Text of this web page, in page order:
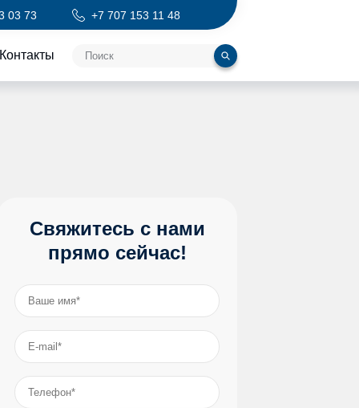
03 73 +7 707 153 11 48
Контакты
Ваше имя
E-mail
Телефон